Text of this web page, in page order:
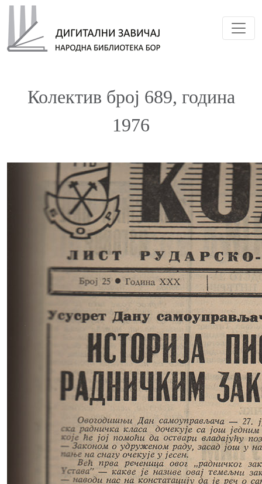
Колектив број 689, година
1976